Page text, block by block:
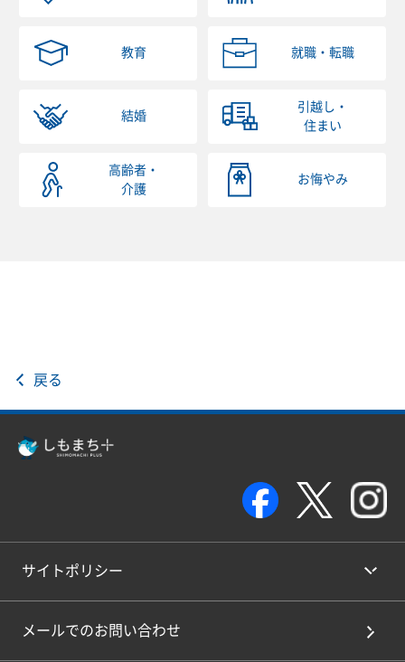
教育 就職・転職
結婚
引越し・
住まい
高齢者・
介護
お悔やみ
戻る
サイトポリシー
メールでのお問い合わせ